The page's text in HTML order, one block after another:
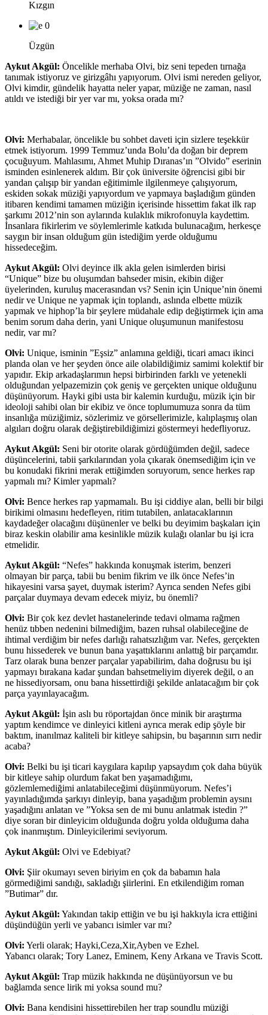
Kızgın
0
Üzgün
Aykut Akgül: Öncelikle merhaba Olvi, biz seni tepeden tırnağa
tanımak istiyoruz ve girizgâhı yapıyorum. Olvi ismi nereden geliyor,
Olvi kimdir, gündelik hayatta neler yapar, müziğe ne zaman, nasıl
atıldı ve istediği bir yer var mı, yoksa orada mı?
Olvi: Merhabalar, öncelikle bu sohbet daveti için sizlere teşekkür
etmek istiyorum. 1999 Temmuz’unda Bolu’da doğan bir deprem
çocuğuyum. Mahlasımı, Ahmet Muhip Dıranas’ın ”Olvido” eserinin
isminden esinlenerek aldım. Bir çok üniversite öğrencisi gibi bir
yandan çalışıp bir yandan eğitimimle ilgilenmeye çalışıyorum,
eskiden sokak müziği yapıyordum ve yapmaya başladığım günden
itibaren kendimi tamamen müziğin içerisinde hissettim fakat ilk rap
şarkımı 2012’nin son aylarında kulaklık mikrofonuyla kaydettim.
İnsanlara fikirlerim ve söylemlerimle katkıda bulunacağım, herkesçe
saygın bir insan olduğum gün istediğim yerde olduğumu
hissedeceğim.
Aykut Akgül: Olvi deyince ilk akla gelen isimlerden birisi
“Unique” bize bu oluşumdan bahseder misin, ekibin diğer
üyelerinden, kuruluş macerasından vs? Senin için Unique’nin önemi
nedir ve Unique ne yapmak için toplandı, aslında elbette müzik
yapmak ve hiphop’la bir şeylere müdahale edip değiştirmek için ama
benim sorum daha derin, yani Unique oluşumunun manifestosu
nedir, var mı?
Olvi: Unique, isminin ”Eşsiz” anlamına geldiği, ticari amacı ikinci
planda olan ve her şeyden önce aile olabildiğimiz samimi kolektif bir
yapıdır. Ekip arkadaşlarımın hepsi birbirinden farklı ve yetenekli
olduğundan yelpazemizin çok geniş ve gerçekten unique olduğunu
düşünüyorum. Hayki gibi usta bir kalemin kurduğu, müzik için bir
ideoloji sahibi olan bir ekibiz ve önce toplumumuza sonra da tüm
insanlığa müziğimiz, sözlerimiz ve görsellerimizle, kalıplaşmış olan
algıları doğru olarak değiştirebildiğimizi göstermeyi hedefliyoruz.
Aykut Akgül: Seni bir otorite olarak gördüğümden değil, sadece
düşüncelerini, tabii şarkılarından yola çıkarak önemsediğim için ve
bu konudaki fikrini merak ettiğimden soruyorum, sence herkes rap
yapmalı mı? Kimler yapmalı?
Olvi: Bence herkes rap yapmamalı. Bu işi ciddiye alan, belli bir bilgi
birikimi olmasını hedefleyen, ritim tutabilen, anlatacaklarının
kaydadeğer olacağını düşünenler ve belki bu deyimim başkaları için
biraz keskin olabilir ama kesinlikle müzik kulağı olanlar bu işi icra
etmelidir.
Aykut Akgül: “Nefes” hakkında konuşmak isterim, benzeri
olmayan bir parça, tabii bu benim fikrim ve ilk önce Nefes’in
hikayesini varsa şayet, duymak isterim? Ayrıca senden Nefes gibi
parçalar duymaya devam edecek miyiz, bu önemli?
Olvi: Bir çok kez devlet hastanelerinde tedavi olmama rağmen
henüz tıbben nedenini bilmediğim, bazen ruhsal olabileceğine de
ihtimal verdiğim bir nefes darlığı rahatsızlığım var. Nefes, gerçekten
bunu hissederek ve bunun bana yaşattıklarını anlattığ bir parçamdır.
Tarz olarak buna benzer parçalar yapabilirim, daha doğrusu bu işi
yapmayı bırakana kadar şundan bahsetmeliyim diyerek değil, o an
ne hissediyorsam, onu bana hissettirdiği şekilde anlatacağım bir çok
parça yayınlayacağım.
Aykut Akgül: İşin aslı bu röportajdan önce minik bir araştırma
yaptım kendimce ve dinleyici kitleni ayrıca merak edip şöyle bir
baktım, inanılmaz kaliteli bir kitleye sahipsin, bu başarının sırrı nedir
acaba?
Olvi: Belki bu işi ticari kaygılara kapılıp yapsaydım çok daha büyük
bir kitleye sahip olurdum fakat ben yaşamadığımı,
gözlemlemediğimi anlatabileceğimi düşünmüyorum. Nefes’i
yayınladığımda şarkıyı dinleyip, bana yaşadığım problemin aysını
yaşadığını anlatan ve ”Yoksa sen de mi bunu anlatmak istedin ?”
diye soran bir dinleyicim olduğunda doğru yolda olduğuma daha
çok inanmıştım. Dinleyicilerimi seviyorum.
Aykut Akgül: Olvi ve Edebiyat?
Olvi: Şiir okumayı seven biriyim en çok da babamın hala
görmediğimi sandığı, sakladığı şiirlerini. En etkilendiğim roman
”Butimar” dır.
Aykut Akgül: Yakından takip ettiğin ve bu işi hakkıyla icra ettiğini
düşündüğün yerli ve yabancı isimler var mı?
Olvi: Yerli olarak; Hayki,Ceza,Xir,Ayben ve Ezhel.
Yabancı olarak; Tory Lanez, Eminem, Keny Arkana ve Travis Scott.
Aykut Akgül: Trap müzik hakkında ne düşünüyorsun ve bu
bağlamda sence lirik mi yoksa sound mu?
Olvi: Bana kendisini hissettirebilen her trap soundlu müziği